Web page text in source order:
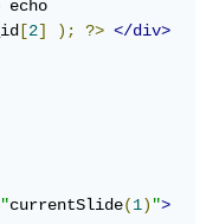
echo
[2] ); ?> </div>
"currentSlide(1) ">